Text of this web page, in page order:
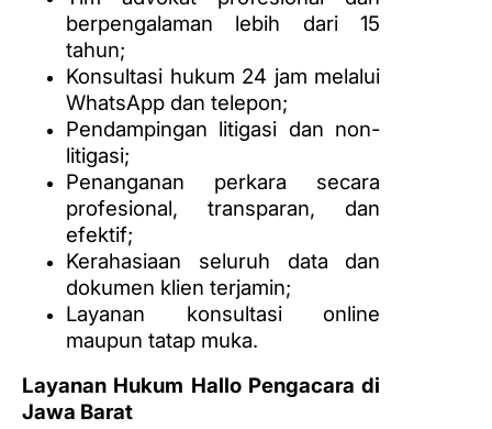
berpengalaman lebih dari 15
tahun;
Konsultasi hukum 24 jam melalui
WhatsApp dan telepon;
Pendampingan litigasi dan non-
litigasi;
Penanganan perkara secara
profesional, transparan, dan
efektif;
Kerahasiaan seluruh data dan
dokumen klien terjamin;
Layanan konsultasi online
maupun tatap muka.
Layanan Hukum Hallo Pengacara di
Jawa Barat